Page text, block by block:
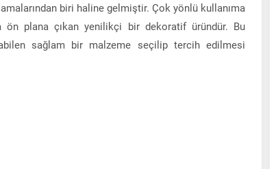
biri haline gelmiştir. Çok yönlü kullanıma
ön plana çıkan yenilikçi bir dekoratif üründür. Bu
sağlam bir malzeme seçilip tercih edilmesi